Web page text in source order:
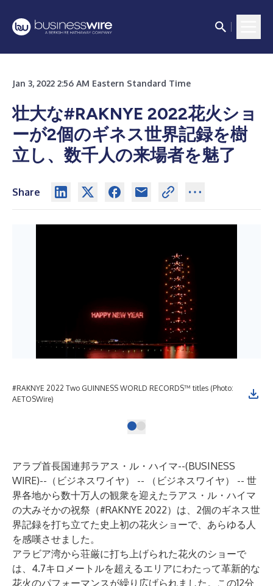
Jan 3, 2022 2:56 AM Eastern Standard Time
壮大な#RAKNYE 2022花火ショ
ーが2個のギネス世界記録を樹
立し、数千人の来場者を魅了
Share
#RAKNYE 2022 Two GUINNESS WORLD RECORDS™ titles (Photo:
AETOSWire)
アラブ首長国連邦ラアス・ル・ハイマ--(BUSINESS
WIRE)-- （ビジネスワイヤ） -- （ビジネスワイヤ） -- 世
界各地から数十万人の観衆を迎えたラアス・ル・ハイマ
の大みそかの祝祭（#RAKNYE 2022）は、2個のギネス世
界記録を打ち立てた史上初の花火ショーで、あらゆる人
を感嘆させました。
アラビア湾から荘厳に打ち上げられた花火のショーで
は、4.7キロメートルを超えるエリアにわたって革新的な
花火のパフォーマンスが繰り広げられました。この12分